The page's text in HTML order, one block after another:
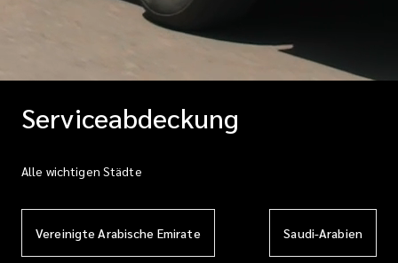
Serviceabdeckung
Alle wichtigen Städte
Vereinigte Arabische Emirate Saudi-Arabien